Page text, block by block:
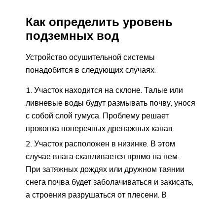
Как определить уровень
подземных вод
Устройство осушительной системы
понадобится в следующих случаях:
Участок находится на склоне. Талые или
ливневые воды будут размывать почву, унося
с собой слой гумуса. Проблему решает
прокопка поперечных дренажных канав.
Участок расположен в низинке. В этом
случае влага скапливается прямо на нем.
При затяжных дождях или дружном таянии
снега почва будет заболачиваться и закисать,
а строения разрушаться от плесени. В